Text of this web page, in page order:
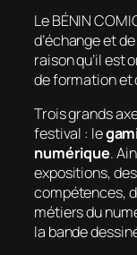
Le BÉNIN
d’échange et
raison qu’il est
de formation et
Trois grands
festival : le
numérique.
expositions,
compétences,
métiers du
la bande